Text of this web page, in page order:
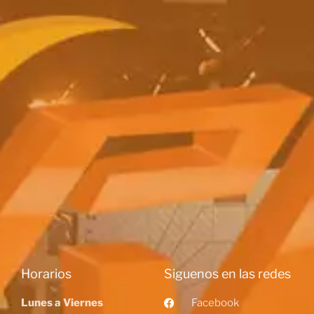
Horarios
Lunes a Viernes
Siguenos en las redes
Facebook